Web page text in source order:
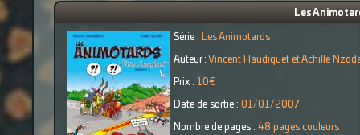
Les
Série : Les Animotards
Auteur : Vincent Haudiquet et Achille
Prix : 10€
Date de sortie : 01/01/2007
Nombre de pages : 48 pages couleurs